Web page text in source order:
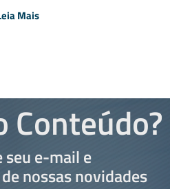
Mais
Conteúdo?
seu e-mail e
nossas novidades